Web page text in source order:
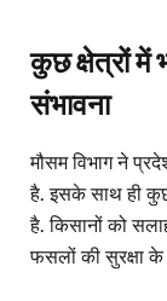
कुछ क्षेत्रों में
संभावना
मौसम विभाग ने
है. इसके साथ ही
है. किसानों को
फसलों की सुरक्षा